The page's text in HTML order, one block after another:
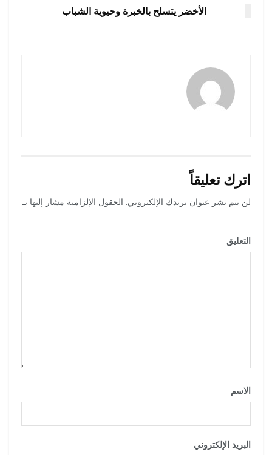
الأخضر يتسلح بالخبرة وحيوية الشباب
اترك تعليقاً
لن يتم نشر عنوان بريدك الإلكتروني. الحقول الإلزامية مشار إليها بـ
التعليق
الاسم
البريد الإلكتروني